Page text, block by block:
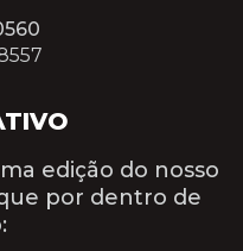
edição do nosso
por dentro de